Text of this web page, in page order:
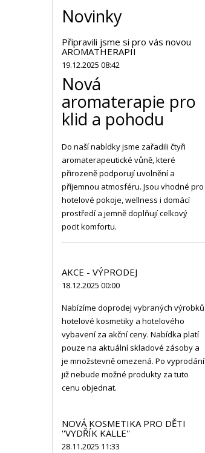
Novinky
Připravili jsme si pro vás novou
AROMATHERAPII
19.12.2025 08:42
Nová
aromaterapie pro
klid a pohodu
Do naší nabídky jsme zařadili čtyři
aromaterapeutické vůně, které
přirozeně podporují uvolnění a
příjemnou atmosféru. Jsou vhodné pro
hotelové pokoje, wellness i domácí
prostředí a jemně doplňují celkový
pocit komfortu.
AKCE - VÝPRODEJ
18.12.2025 00:00
Nabízíme doprodej vybraných výrobků
hotelové kosmetiky a hotelového
vybavení za akční ceny. Nabídka platí
pouze na aktuální skladové zásoby a
je množstevně omezená. Po vyprodání
již nebude možné produkty za tuto
cenu objednat.
NOVÁ KOSMETIKA PRO DĚTI
''VYDŘÍK KALLE''
28.11.2025 11:33